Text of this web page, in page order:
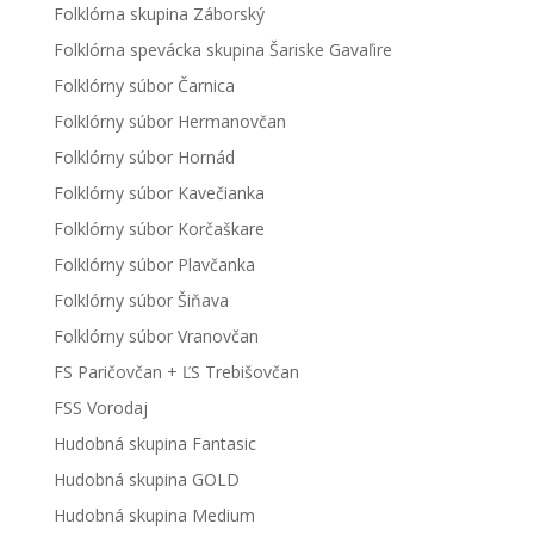
Folklórna skupina Záborský
Folklórna spevácka skupina Šariske Gavaľire
Folklórny súbor Čarnica
Folklórny súbor Hermanovčan
Folklórny súbor Hornád
Folklórny súbor Kavečianka
Folklórny súbor Korčaškare
Folklórny súbor Plavčanka
Folklórny súbor Šiňava
Folklórny súbor Vranovčan
FS Paričovčan + ĽS Trebišovčan
FSS Vorodaj
Hudobná skupina Fantasic
Hudobná skupina GOLD
Hudobná skupina Medium